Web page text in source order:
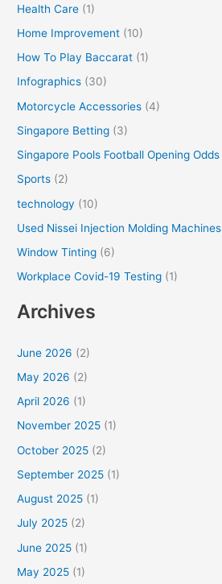
Health Care (1)
Home Improvement (10)
How To Play Baccarat (1)
Infographics (30)
Motorcycle Accessories (4)
Singapore Betting (3)
Singapore Pools Football Opening Odds
Sports (2)
technology (10)
Used Nissei Injection Molding Machines
Window Tinting (6)
Workplace Covid-19 Testing (1)
Archives
June 2026 (2)
May 2026 (2)
April 2026 (1)
November 2025 (1)
October 2025 (2)
September 2025 (1)
August 2025 (1)
July 2025 (2)
June 2025 (1)
May 2025 (1)